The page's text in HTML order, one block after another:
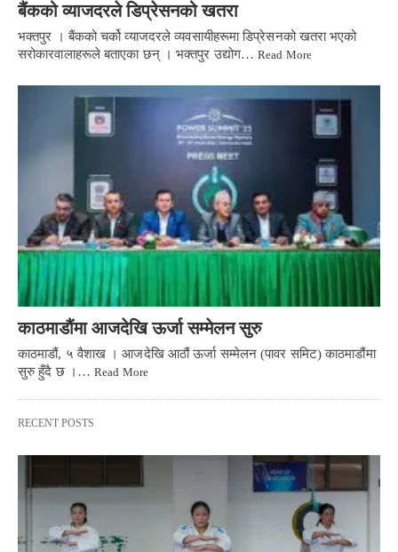
बैंकको व्याजदरले डिप्रेसनको खतरा
भक्तपुर । बैंकको चर्को व्याजदरले व्यवसायीहरूमा डिप्रेसनको खतरा भएको
सरोकारवालाहरूले बताएका छन् । भक्तपुर उद्योग…Read More
काठमाडौंमा आजदेखि ऊर्जा सम्मेलन सुरु
काठमाडौं, ५ वैशाख । आजदेखि आठौं ऊर्जा सम्मेलन (पावर समिट) काठमाडौंमा
सुरु हुँदै छ ।…Read More
RECENT POSTS